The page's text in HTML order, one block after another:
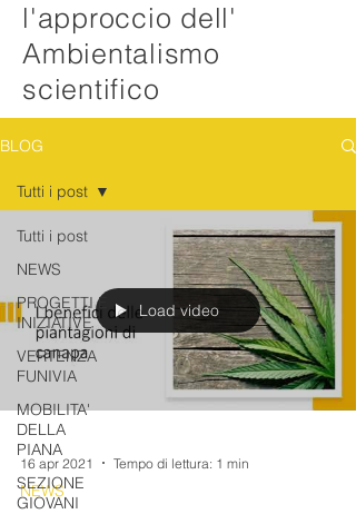
l'approccio dell'
Ambientalismo
scientifico
BLOG
Tutti i post
NEWS
PROGETTI E
INIZIATIVE
VERTENZA
FUNIVIA
MOBILITA'
DELLA
PIANA
SEZIONE
GIOVANI
Tutti i post
Load video
16 apr 2021 Tempo di lettura: 1 min
NEWS